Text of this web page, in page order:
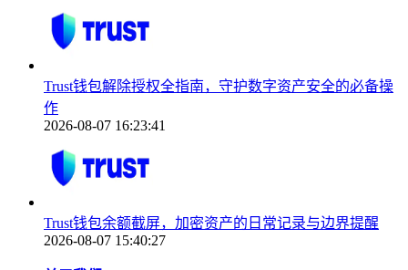
Trust钱包解除授权全指南，守护数字资产安全的必备操
作
2026-08-07 16:23:41
Trust钱包余额截屏，加密资产的日常记录与边界提醒
2026-08-07 15:40:27